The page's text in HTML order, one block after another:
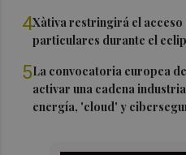
4Xàtiva restringirá el acceso
particulares durante el
5La convocatoria europea
activar una cadena
energía, 'cloud' y